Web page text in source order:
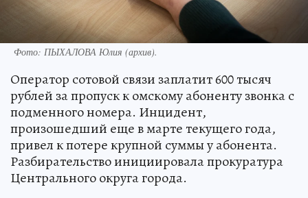
Фото: ПЫХАЛОВА Юлия (архив).
Оператор сотовой связи заплатит 600 тысяч
рублей за пропуск к омскому абоненту звонка с
подменного номера. Инцидент,
произошедший еще в марте текущего года,
привел к потере крупной суммы у абонента.
Разбирательство инициировала прокуратура
Центрального округа города.